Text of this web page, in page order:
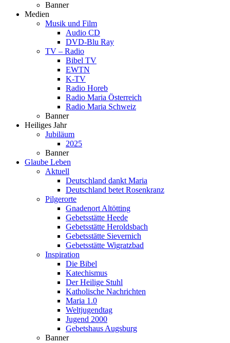
Banner
Medien
Musik und Film
Audio CD
DVD-Blu Ray
TV – Radio
Bibel TV
EWTN
K-TV
Radio Horeb
Radio Maria Österreich
Radio Maria Schweiz
Banner
Heiliges Jahr
Jubiläum
2025
Banner
Glaube Leben
Aktuell
Deutschland dankt Maria
Deutschland betet Rosenkranz
Pilgerorte
Gnadenort Altötting
Gebetsstätte Heede
Gebetsstätte Heroldsbach
Gebetsstätte Sievernich
Gebetsstätte Wigratzbad
Inspiration
Die Bibel
Katechismus
Der Heilige Stuhl
Katholische Nachrichten
Maria 1.0
Weltjugendtag
Jugend 2000
Gebetshaus Augsburg
Banner